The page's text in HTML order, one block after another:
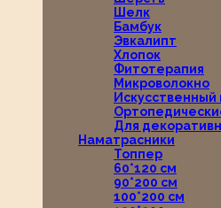
Шелк
Бамбук
Эвкалипт
Хлопок
Фитотерапия
Микроволокно
Искусственный
Для
Наматрасники
Топпер
60*120 см
90*200 см
100*200 см